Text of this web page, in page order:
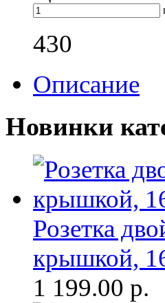
430
Описание
Новинки
Розетка
крышкой,
1 199.00 р.